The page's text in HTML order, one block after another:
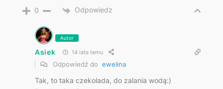
0 Odpowiedz
Autor
Asiek 14 lata temu
Odpowiedź do ewelina
Tak, to taka czekolada, do zalania wodą:)